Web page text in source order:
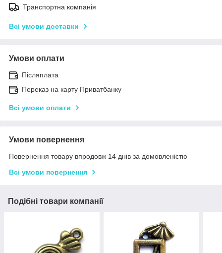
Транспортна компанія
Всі умови доставки
Умови оплати
Післяплата
Переказ на карту Приватбанку
Всі умови оплати
Умови повернення
Повернення товару впродовж 14 днів за домовленістю
Всі умови повернення
Подібні товари компанії